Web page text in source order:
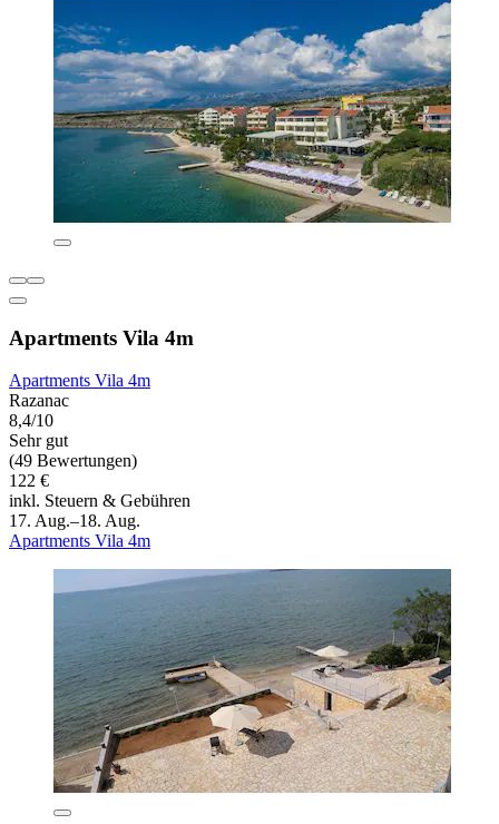
Apartments Vila 4m
Apartments Vila 4m
Razanac
8,4/10
Sehr gut
(49 Bewertungen)
122 €
inkl. Steuern & Gebühren
17. Aug.–18. Aug.
Apartments Vila 4m